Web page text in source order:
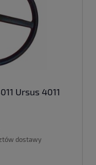
Ursus 4011
dostawy